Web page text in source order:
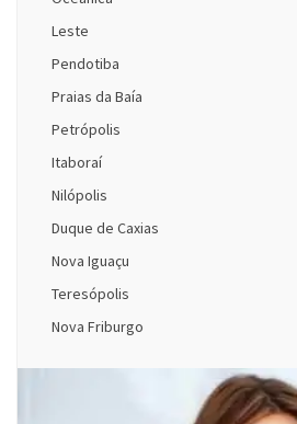
Leste
Pendotiba
Praias da Baía
Petrópolis
Itaboraí
Nilópolis
Duque de Caxias
Nova Iguaçu
Teresópolis
Nova Friburgo